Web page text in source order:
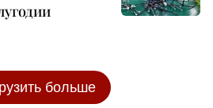
больше